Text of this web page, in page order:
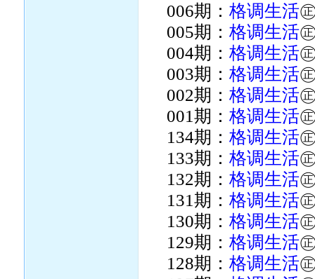
006期：格调生活
005期：格调生活
004期：格调生活
003期：格调生活
002期：格调生活
001期：格调生活
134期：格调生活
133期：格调生活
132期：格调生活
131期：格调生活
130期：格调生活
129期：格调生活
128期：格调生活